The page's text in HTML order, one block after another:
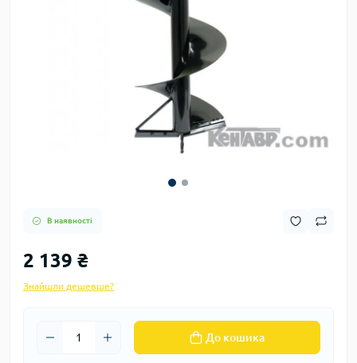
В наявності
2 139 ₴
Знайшли дешевше?
До кошика